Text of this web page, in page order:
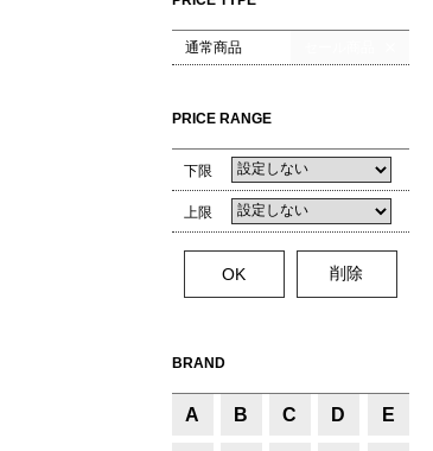
通常商品
PRICE RANGE
下限
上限
BRAND
A B C D E